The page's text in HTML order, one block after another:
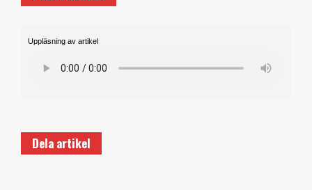
Uppläsning av artikel
Dela artikel